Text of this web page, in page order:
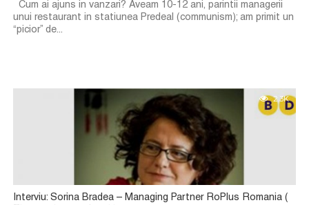
Cum ai ajuns in vanzari? Aveam 10-12 ani, parintii managerii
unui restaurant in statiunea Predeal (communism); am primit un
“picior” de...
2.3K
Interviu: Sorina Bradea – Managing Partner RoPlus Romania (